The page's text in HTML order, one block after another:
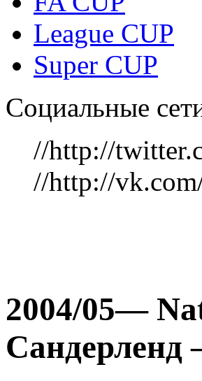
League CUP
Super CUP
Социальные
//http://
//http://
2004/05—
Сандерленд